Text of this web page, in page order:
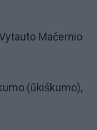
Mačernio
(ūkiškumo),